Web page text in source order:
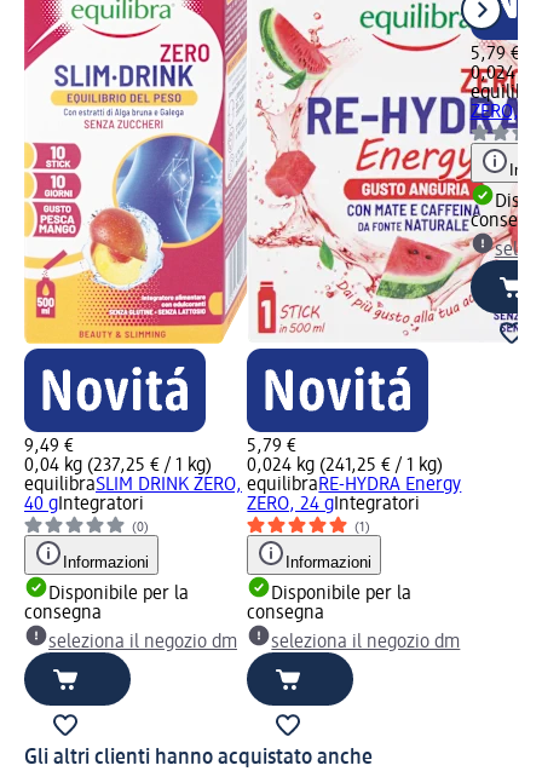
9,49 €
0,04 kg (237,25 € / 1 kg)
equilibraSLIM DRINK ZERO,
40 gIntegratori
(0)
Informazioni
Disponibile per la
consegna
seleziona il negozio dm
5,79 €
0,024 kg (241,25 € / 1 kg)
equilibraRE-HYDRA Energy
ZERO, 24 gIntegratori
(1)
Informazioni
Disponibile per la
consegna
seleziona il negozio dm
5,79 €
0,024 kg
equilibra
ZERO,
Gli altri clienti hanno acquistato anche